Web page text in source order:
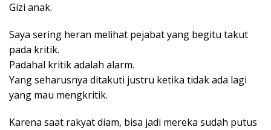
Gizi anak.
Saya sering heran melihat pejabat yang begitu takut
pada kritik.
Padahal kritik adalah alarm.
Yang seharusnya ditakuti justru ketika tidak ada lagi
yang mau mengkritik.
Karena saat rakyat diam, bisa jadi mereka sudah putus